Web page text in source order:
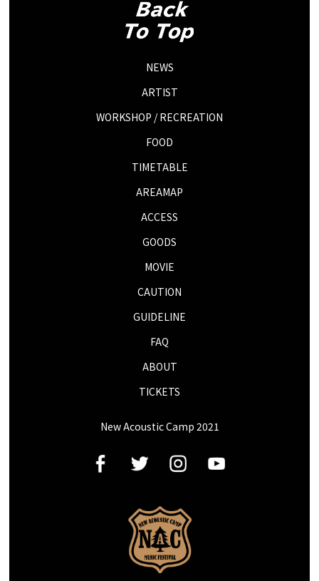
NEWS
ARTIST
WORKSHOP / RECREATION
FOOD
TIMETABLE
AREAMAP
ACCESS
GOODS
MOVIE
CAUTION
GUIDELINE
FAQ
ABOUT
TICKETS
New Acoustic Camp 2021